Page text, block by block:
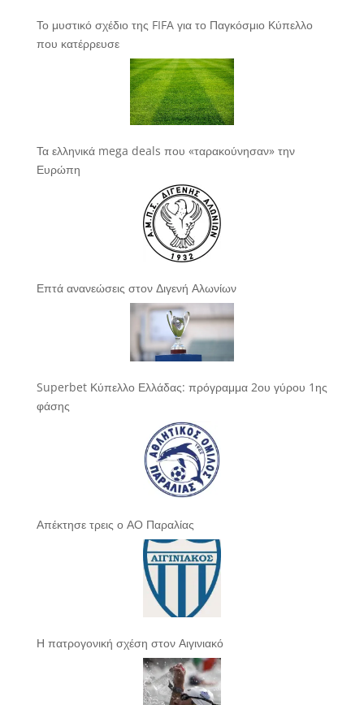
Το μυστικό σχέδιο της FIFA για το Παγκόσμιο Κύπελλο
που κατέρρευσε
Τα ελληνικά mega deals που «ταρακούνησαν» την
Ευρώπη
Επτά ανανεώσεις στον Διγενή Αλωνίων
Superbet Κύπελλο Ελλάδας: πρόγραμμα 2ου γύρου 1ης
φάσης
Απέκτησε τρεις ο ΑΟ Παραλίας
Η πατρογονική σχέση στον Αιγινιακό